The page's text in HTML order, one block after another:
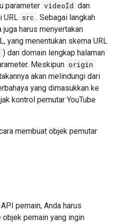
parameter videoId dan
URL src . Sebagai langkah
juga harus menyertakan
yang menentukan skema URL
) dan domain lengkap halaman
Meskipun origin
akan melindungi dari
yang dimasukkan ke
kontrol pemutar YouTube
membuat objek pemutar
pemain, Anda harus
pemain yang ingin